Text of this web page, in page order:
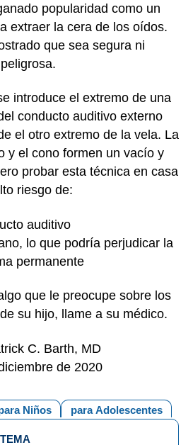
popularidad como un
extraer la cera de los oídos.
que sea segura ni
introduce el extremo de una
conducto auditivo externo
el otro extremo de la vela. La
y el cono formen un vacío y
probar esta técnica en casa
riesgo de:
auditivo
lo que podría perjudicar la
permanente
que le preocupe sobre los
su hijo, llame a su médico.
C. Barth, MD
de 2020
para Adolescentes
Niños